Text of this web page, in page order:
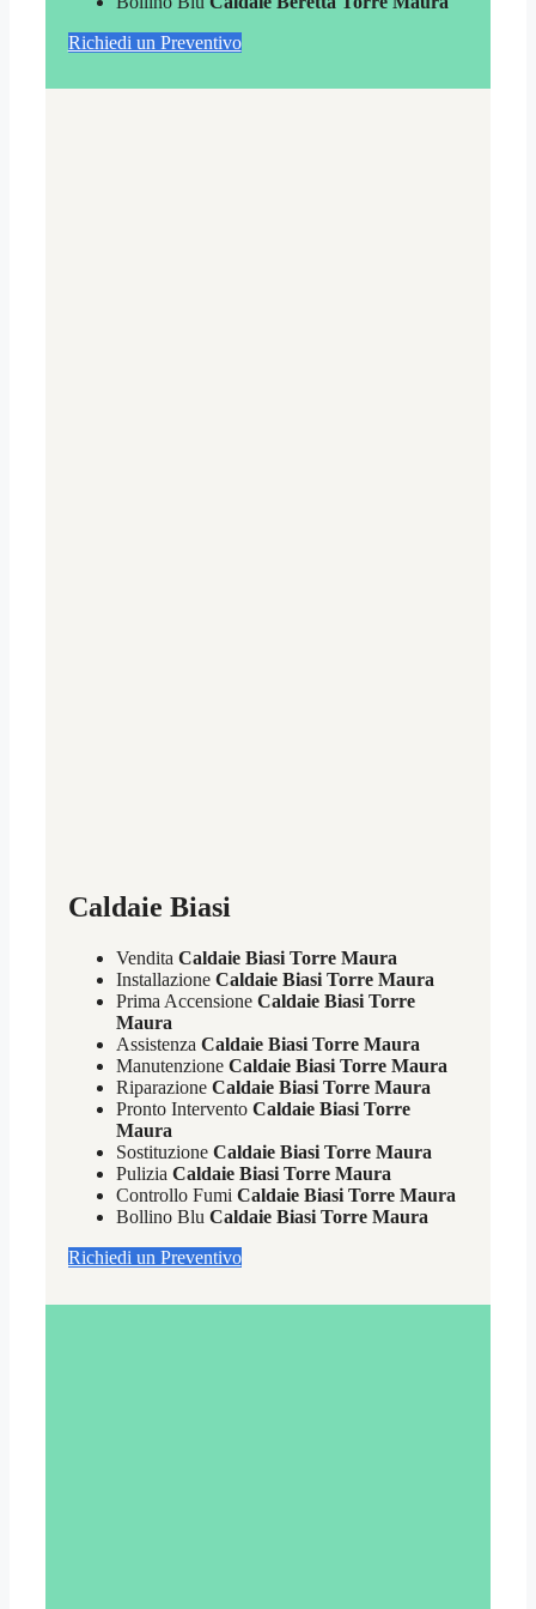
Richiedi un Preventivo
Caldaie Biasi
Vendita Caldaie Biasi Torre Maura
Installazione Caldaie Biasi Torre Maura
Prima Accensione Caldaie Biasi Torre
Maura
Assistenza Caldaie Biasi Torre Maura
Manutenzione Caldaie Biasi Torre Maura
Riparazione Caldaie Biasi Torre Maura
Pronto Intervento Caldaie Biasi Torre
Maura
Sostituzione Caldaie Biasi Torre Maura
Pulizia Caldaie Biasi Torre Maura
Controllo Fumi Caldaie Biasi Torre Maura
Bollino Blu Caldaie Biasi Torre Maura
Richiedi un Preventivo